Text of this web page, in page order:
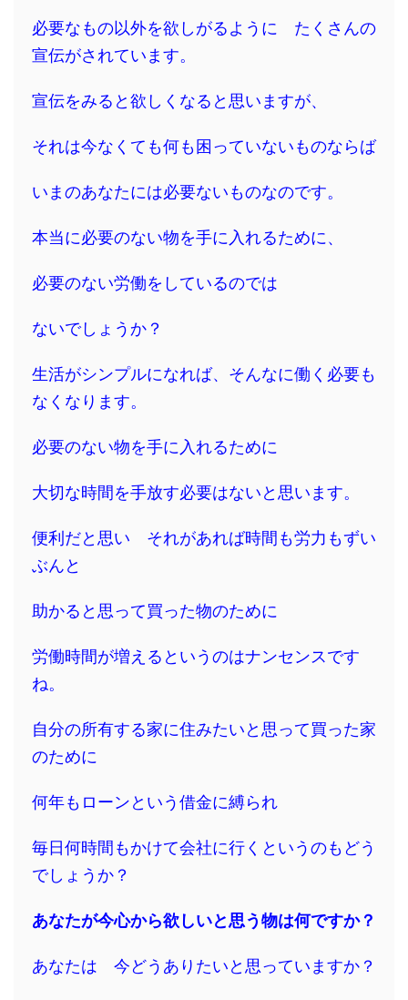
必要なもの以外を欲しがるように たくさんの
宣伝がされています。
宣伝をみると欲しくなると思いますが、
それは今なくても何も困っていないものならば
いまのあなたには必要ないものなのです。
本当に必要のない物を手に入れるために、
必要のない労働をしているのでは
ないでしょうか？
生活がシンプルになれば、そんなに働く必要も
なくなります。
必要のない物を手に入れるために
大切な時間を手放す必要はないと思います。
便利だと思い それがあれば時間も労力もずい
ぶんと
助かると思って買った物のために
労働時間が増えるというのはナンセンスです
ね。
自分の所有する家に住みたいと思って買った家
のために
何年もローンという借金に縛られ
毎日何時間もかけて会社に行くというのもどう
でしょうか？
あなたが今心から欲しいと思う物は何ですか？
あなたは 今どうありたいと思っていますか？